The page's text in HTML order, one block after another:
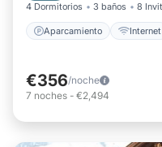
4 Dormitorios 3 baños 8
Aparcamiento Internet
€356/noche
7 noches - €2,494